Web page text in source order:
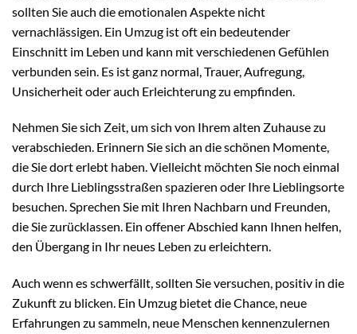
sollten Sie auch die emotionalen Aspekte nicht
vernachlässigen. Ein Umzug ist oft ein bedeutender
Einschnitt im Leben und kann mit verschiedenen Gefühlen
verbunden sein. Es ist ganz normal, Trauer, Aufregung,
Unsicherheit oder auch Erleichterung zu empfinden.
Nehmen Sie sich Zeit, um sich von Ihrem alten Zuhause zu
verabschieden. Erinnern Sie sich an die schönen Momente,
die Sie dort erlebt haben. Vielleicht möchten Sie noch einmal
durch Ihre Lieblingsstraßen spazieren oder Ihre Lieblingsorte
besuchen. Sprechen Sie mit Ihren Nachbarn und Freunden,
die Sie zurücklassen. Ein offener Abschied kann Ihnen helfen,
den Übergang in Ihr neues Leben zu erleichtern.
Auch wenn es schwerfällt, sollten Sie versuchen, positiv in die
Zukunft zu blicken. Ein Umzug bietet die Chance, neue
Erfahrungen zu sammeln, neue Menschen kennenzulernen